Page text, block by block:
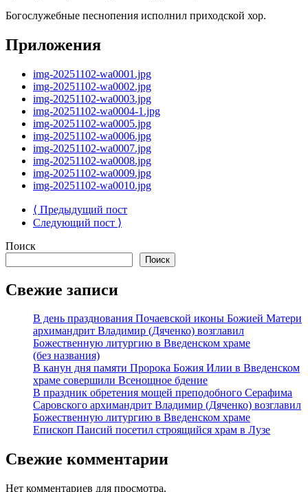
Богослужебные песнопения исполнил приходской хор.
Приложения
img-20251102-wa0001.jpg
img-20251102-wa0002.jpg
img-20251102-wa0003.jpg
img-20251102-wa0004-1.jpg
img-20251102-wa0005.jpg
img-20251102-wa0006.jpg
img-20251102-wa0007.jpg
img-20251102-wa0008.jpg
img-20251102-wa0009.jpg
img-20251102-wa0010.jpg
⟨ Предыдущий пост
Следующий пост ⟩
Поиск
Поиск
Свежие записи
В день празднования Почаевской иконы Божией Матери
архимандрит Владимир (Дяченко) возглавил
Божественную литургию в Введенском храме
(без названия)
В канун дня памяти Пророка Божия Илии в Введенском
храме совершили Всенощное бдение
В праздник обретения мощей преподобного Серафима
Саровского архимандрит Владимир (Дяченко) возглавил
Божественную литургию в Введенском храме
Епископ Паисий посетил строящийся храм в Лузе
Свежие комментарии
Нет комментариев для просмотра.